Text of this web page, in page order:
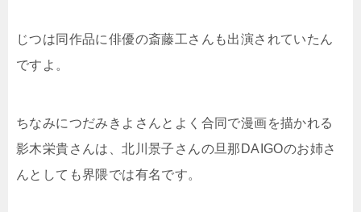
じつは同作品に俳優の斎藤工さんも出演されていたん
ですよ。
ちなみにつだみきよさんとよく合同で漫画を描かれる
影木栄貴さんは、北川景子さんの旦那DAIGOのお姉さ
んとしても界隈では有名です。